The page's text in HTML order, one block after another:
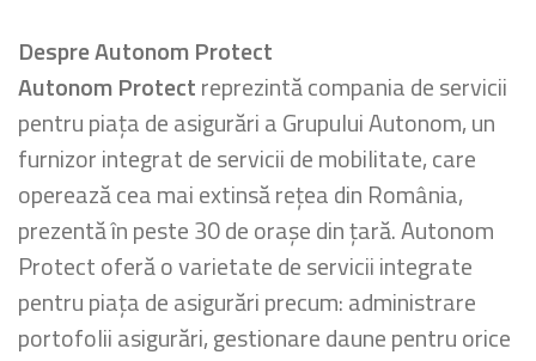
Despre Autonom Protect
Autonom Protectreprezintă compania de servicii
pentru piața de asigurări a Grupului Autonom, un
furnizor integrat de servicii de mobilitate, care
operează cea mai extinsă rețea din România,
prezentă în peste 30 de orașe din țară. Autonom
Protect oferă o varietate de servicii integrate
pentru piața de asigurări precum: administrare
portofolii asigurări, gestionare daune pentru orice